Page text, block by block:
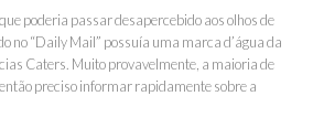
poderia passar desapercebido aos olhos de
no “Daily Mail” possuía uma marca d’água da
Caters. Muito provavelmente, a maioria de
preciso informar rapidamente sobre a